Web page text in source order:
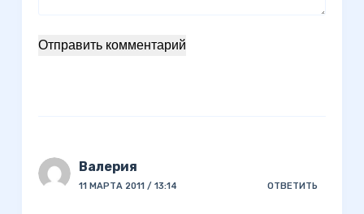
Отправить комментарий
Валерия
11 МАРТА 2011 / 13:14 ОТВЕТИТЬ